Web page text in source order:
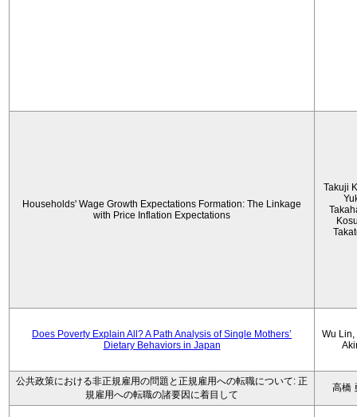
Households' Wage Growth Expectations Formation: The Linkage
with Price Inflation Expectations
Takuji
Does Poverty Explain All? A Path Analysis of Single Mothers’
Dietary Behaviors in Japan
Wu Lin,
公共政策における非正規雇用の問題と正規雇用への転職について: 正
規雇用への転職の諸要因に着目して
高橋